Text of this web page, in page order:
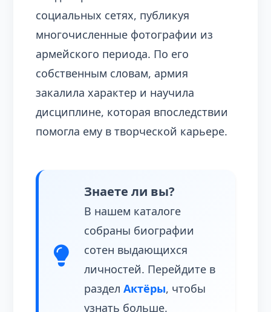
социальных сетях, публикуя
многочисленные фотографии из
армейского периода. По его
собственным словам, армия
закалила характер и научила
дисциплине, которая впоследствии
помогла ему в творческой карьере.
Знаете ли вы?
В нашем каталоге
собраны биографии
сотен выдающихся
личностей. Перейдите в
разделАктёры, чтобы
узнать больше.